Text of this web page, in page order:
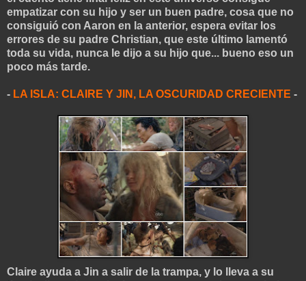
empatizar con su hijo y ser un buen padre, cosa que no
consiguió con Aaron en la anterior, espera evitar los
errores de su padre Christian, que este último lamentó
toda su vida, nunca le dijo a su hijo que... bueno eso un
poco más tarde.
- LA ISLA: CLAIRE Y JIN, LA OSCURIDAD CRECIENTE -
Claire ayuda a Jin a salir de la trampa, y lo lleva a su